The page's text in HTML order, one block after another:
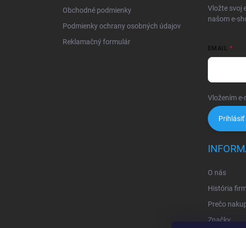
Obchodné podmienky
Podmienky ochrany osobných údajov
Reklamačný formulár
Vložte svoj
našom e-
EMAIL
Vložením
Prihlásiť
O nás
História
Prečo
Značky